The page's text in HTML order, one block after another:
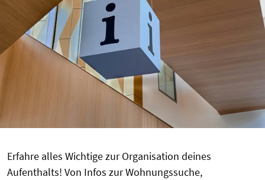
Erfahre alles Wichtige zur Organisation deines
Aufenthalts! Von Infos zur Wohnungssuche,